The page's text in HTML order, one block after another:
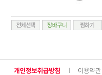
개인정보취급방침 이용약관